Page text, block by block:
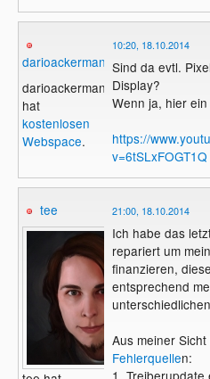
darioackermann
darioackermann
hat
kostenlosen
Webspace.
10:20, 18.10.2014
Sind da evtl.
Display?
Wenn ja, hier
https://
v=6tSLxFOGT1Q
tee 21:00, 18.10.2014
Ich habe das
repariert um
finanzieren,
entsprechend
Aus meiner
Fehlerquellen:
1. Treiberupdate